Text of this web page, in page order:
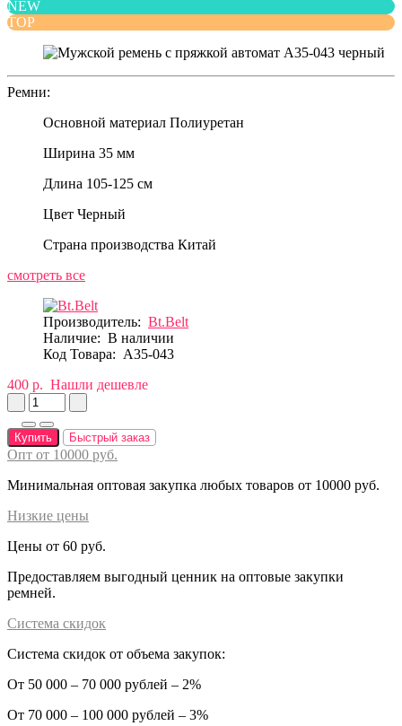
NEW
TOP
Ремни:
Основной материал Полиуретан
Ширина 35 мм
Длина 105-125 см
Цвет Черный
Страна производства Китай
смотреть все
Производитель: Bt.Belt
Наличие: В наличии
Код Товара: A35-043
400 р. Нашли дешевле
Купить Быстрый заказ
Опт от 10000 руб.
Минимальная оптовая закупка любых товаров от 10000 руб.
Низкие цены
Цены от 60 руб.
Предоставляем выгодный ценник на оптовые закупки
ремней.
Система скидок
Система скидок от объема закупок:
От 50 000 – 70 000 рублей – 2%
От 70 000 – 100 000 рублей – 3%